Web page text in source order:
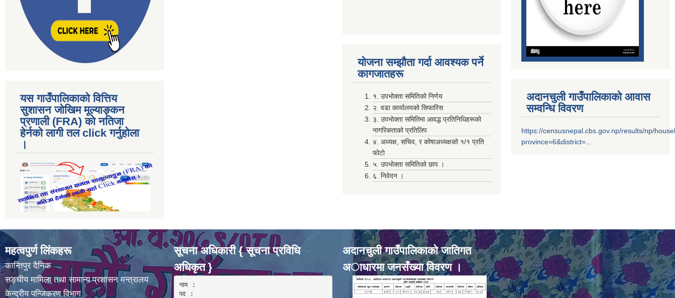
यस गाउँपालिकाकाे वित्तिय
सुशासन जोखिम मूल्याङ्कन
प्रणाली (FRA) काे नतिजा
हेर्नकाे लागी तल click गर्नुहाेला
।
योजना सम्झाैता गर्दा आवश्यक पर्ने
कागजातहरू
१. उपभोक्ता समितिको निर्णय
२. वडा कार्यालयको सिफारिस
३. उपभोक्ता समितिमा आवद्ध प्रतिनिधिहरूको
नागरिकताको प्रतिलिप
४. अध्यक्ष, सचिव, र कोषाअध्यक्षको १/१ प्रति
फोटो
५. उपभोक्ता समितिको छाप ।
६. निवेदन ।
अदानचुली गाउँपालिकाको आवास
सम्वन्धि विवरण
https://censusnepal.cbs.gov.np/results/np/
province=6&district=...
महत्वपुर्ण लिंकहरू
कान्तिपुर दैनिक
सङ्घीय मामिला तथा सामान्य प्रशासन मन्त्रालय
केन्द्रीय पन्जिकरण विभाग
सूचना अधिकारी { सूचना प्रविधि
अधिकृत }
नाम :
पद :
अदानचुली गाउँपालिकाकाे जातिगत
अाधारमा जनसँख्या विवरण ।